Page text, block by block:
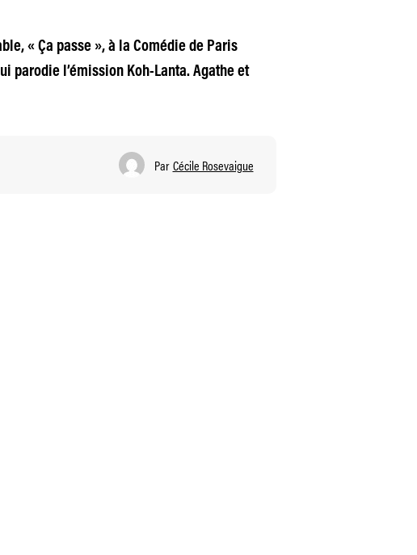
« Ça passe », à la Comédie de Paris
parodie l’émission Koh-Lanta. Agathe et
Par Cécile Rosevaigue